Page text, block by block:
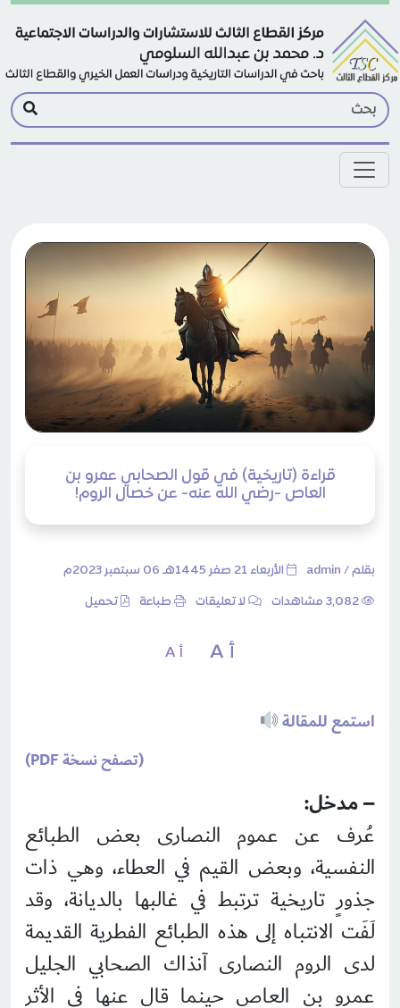
Skip to main content
قراءة (تاريخية) في قول الصحابي عمرو بن
العاص -رضي الله عنه- عن خصال الروم!
بقلم / admin الأربعاء 21 صفر 1445هـ 06 سبتمبر 2023م
لا تعليقات طباعة تحميل
أ A أ A
استمع للمقالة
(تصفح نسخة PDF)
– مدخل:
عُرف عن عموم النصارى بعض الطبائع
النفسية، وبعض القيم في العطاء، وهي ذات
جذورٍ تاريخية ترتبط في غالبها بالديانة، وقد
لَفَت الانتباه إلى هذه الطبائع الفطرية القديمة
لدى الروم النصارى آنذاك الصحابي الجليل
عمرو بن العاص حينما قال عنها في الأثر